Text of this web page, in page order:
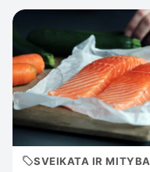
SVEIKATA IR MITYBA